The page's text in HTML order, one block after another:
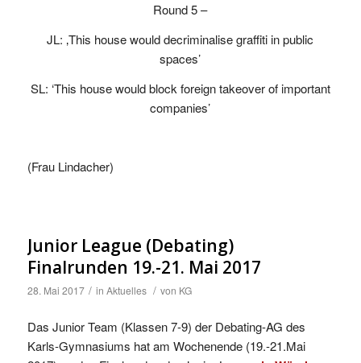
Round 5 –
JL: ‚This house would decriminalise graffiti in public
spaces’
SL: ‘This house would block foreign takeover of important
companies’
(Frau Lindacher)
Junior League (Debating)
Finalrunden 19.-21. Mai 2017
28. Mai 2017 / in Aktuelles / von KG
Das Junior Team (Klassen 7-9) der Debating-AG des
Karls-Gymnasiums hat am Wochenende (19.-21.Mai